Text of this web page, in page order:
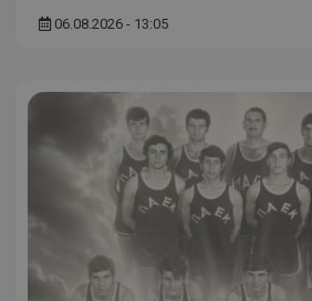
06.08.2026 - 13:05